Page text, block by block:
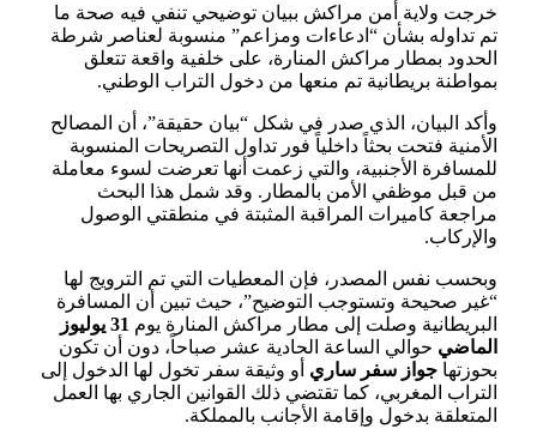
خرجت ولاية أمن مراكش ببيان توضيحي تنفي فيه صحة ما
تم تداوله بشأن “ادعاءات ومزاعم” منسوبة لعناصر شرطة
الحدود بمطار مراكش المنارة، على خلفية واقعة تتعلق
بمواطنة بريطانية تم منعها من دخول التراب الوطني.
وأكد البيان، الذي صدر في شكل “بيان حقيقة”، أن المصالح
الأمنية فتحت بحثاً داخلياً فور تداول التصريحات المنسوبة
للمسافرة الأجنبية، والتي زعمت أنها تعرضت لسوء معاملة
من قبل موظفي الأمن بالمطار. وقد شمل هذا البحث
مراجعة كاميرات المراقبة المثبتة في منطقتي الوصول
والإركاب.
وبحسب نفس المصدر، فإن المعطيات التي تم الترويج لها
“غير صحيحة وتستوجب التوضيح”، حيث تبين أن المسافرة
البريطانية وصلت إلى مطار مراكش المنارة يوم
31 يوليوز
الماضي حوالي الساعة الحادية عشر صباحاً، دون أن تكون
بحوزتها جواز سفر ساري أو وثيقة سفر تخول لها الدخول إلى
التراب المغربي، كما تقتضي ذلك القوانين الجاري بها العمل
المتعلقة بدخول وإقامة الأجانب بالمملكة.